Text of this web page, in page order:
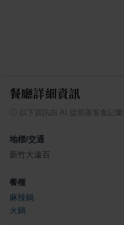
餐廳詳細資訊
以下資訊由 AI 從部落客食記彙
地標/交通
新竹大遠百
餐種
麻辣鍋
火鍋